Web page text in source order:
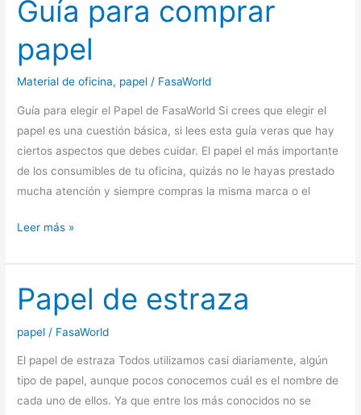
Conoce
historia
de
sobres
de
Guía para comprar
papel
Material de oficina, papel / FasaWorld
Guía para elegir el Papel de FasaWorld Si crees que elegir el
papel es una cuestión básica, si lees esta guía veras que hay
ciertos aspectos que debes cuidar. El papel el más importante
de los consumibles de tu oficina, quizás no le hayas prestado
mucha atención y siempre compras la misma marca o el
Guía para
papel
Leer más »
Papel de estraza
papel / FasaWorld
El papel de estraza Todos utilizamos casi diariamente, algún
tipo de papel, aunque pocos conocemos cuál es el nombre de
cada uno de ellos. Ya que entre los más conocidos no se